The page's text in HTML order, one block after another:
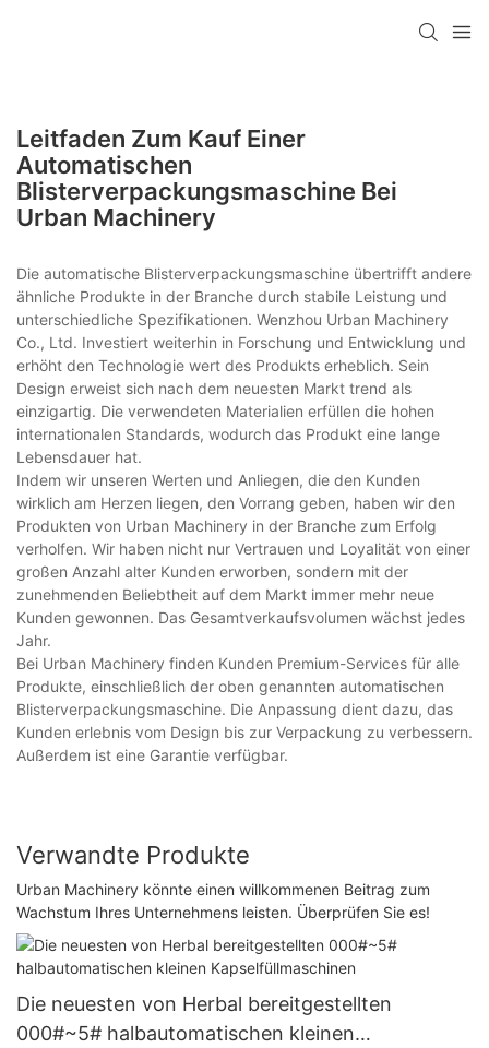
Leitfaden Zum Kauf Einer
Automatischen
Blisterverpackungsmaschine Bei
Urban Machinery
Die automatische Blisterverpackungsmaschine übertrifft andere
ähnliche Produkte in der Branche durch stabile Leistung und
unterschiedliche Spezifikationen. Wenzhou Urban Machinery
Co., Ltd. Investiert weiterhin in Forschung und Entwicklung und
erhöht den Technologie wert des Produkts erheblich. Sein
Design erweist sich nach dem neuesten Markt trend als
einzigartig. Die verwendeten Materialien erfüllen die hohen
internationalen Standards, wodurch das Produkt eine lange
Lebensdauer hat.
Indem wir unseren Werten und Anliegen, die den Kunden
wirklich am Herzen liegen, den Vorrang geben, haben wir den
Produkten von Urban Machinery in der Branche zum Erfolg
verholfen. Wir haben nicht nur Vertrauen und Loyalität von einer
großen Anzahl alter Kunden erworben, sondern mit der
zunehmenden Beliebtheit auf dem Markt immer mehr neue
Kunden gewonnen. Das Gesamtverkaufsvolumen wächst jedes
Jahr.
Bei Urban Machinery finden Kunden Premium-Services für alle
Produkte, einschließlich der oben genannten automatischen
Blisterverpackungsmaschine. Die Anpassung dient dazu, das
Kunden erlebnis vom Design bis zur Verpackung zu verbessern.
Außerdem ist eine Garantie verfügbar.
Verwandte Produkte
Urban Machinery könnte einen willkommenen Beitrag zum
Wachstum Ihres Unternehmens leisten. Überprüfen Sie es!
Die neuesten von Herbal bereitgestellten
000#~5# halbautomatischen kleinen